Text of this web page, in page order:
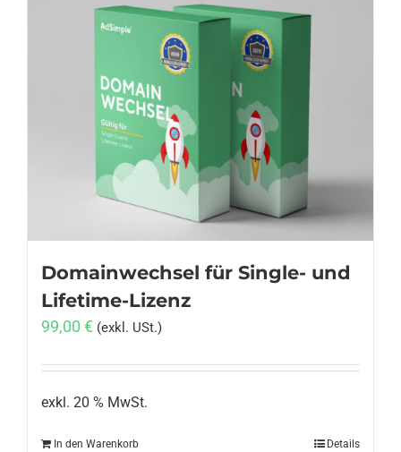
Domainwechsel für Single- und
Lifetime-Lizenz
99,00 € (exkl. USt.)
exkl. 20 % MwSt.
In den Warenkorb Details